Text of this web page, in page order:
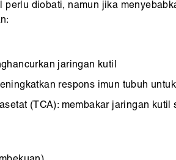
perlu diobati, namun jika
jaringan kutil
respons imun tubuh
(TCA): membakar jaringan kutil